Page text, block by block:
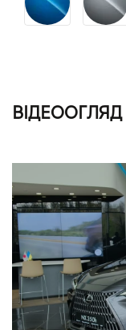
ВІДЕООГЛЯД